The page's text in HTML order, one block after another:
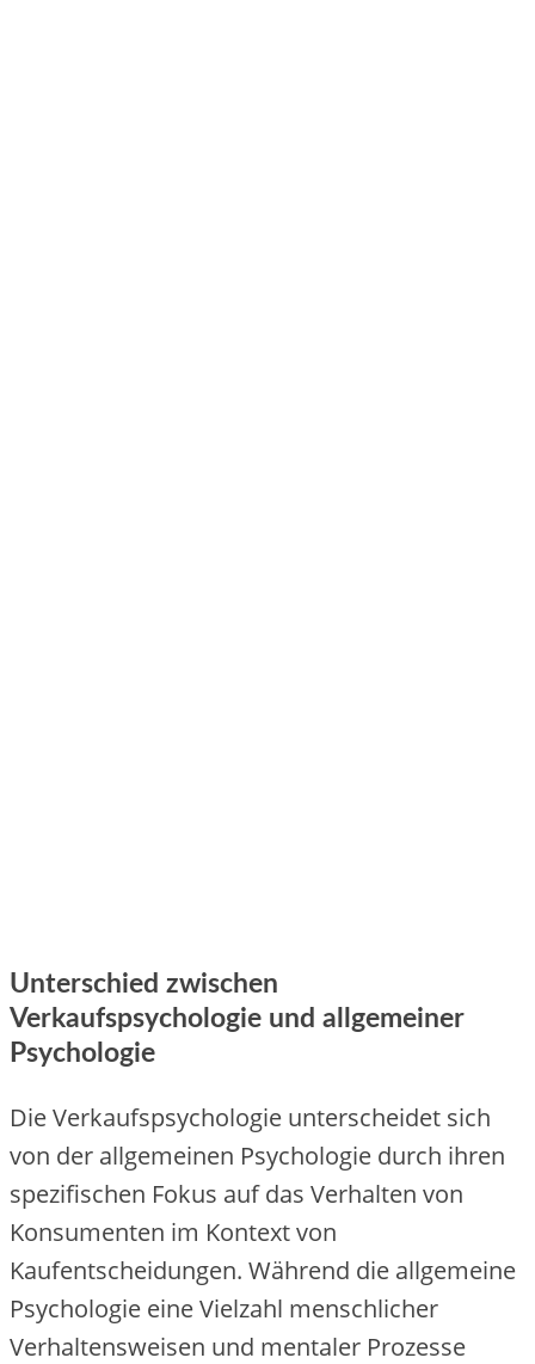
Unterschied zwischen
Verkaufspsychologie und allgemeiner
Psychologie
Die Verkaufspsychologie unterscheidet sich
von der allgemeinen Psychologie durch ihren
spezifischen Fokus auf das Verhalten von
Konsumenten im Kontext von
Kaufentscheidungen. Während die allgemeine
Psychologie eine Vielzahl menschlicher
Verhaltensweisen und mentaler Prozesse